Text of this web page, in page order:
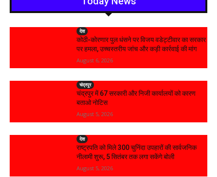
देश
कोठी-कोरणार पुल धंसने पर विजय वडेट्टीवार का सरकार
पर हमला, उच्चस्तरीय जांच और कड़ी कार्रवाई की मांग
August 6, 2026
चंद्रपूर
चंद्रपुर में 67 सरकारी और निजी कार्यालयों को कारण
बताओ नोटिस
August 5, 2026
देश
राष्ट्रपति को मिले 300 चुनिंदा उपहारों की सार्वजनिक
नीलामी शुरू, 5 सितंबर तक लगा सकेंगे बोली
August 5, 2026